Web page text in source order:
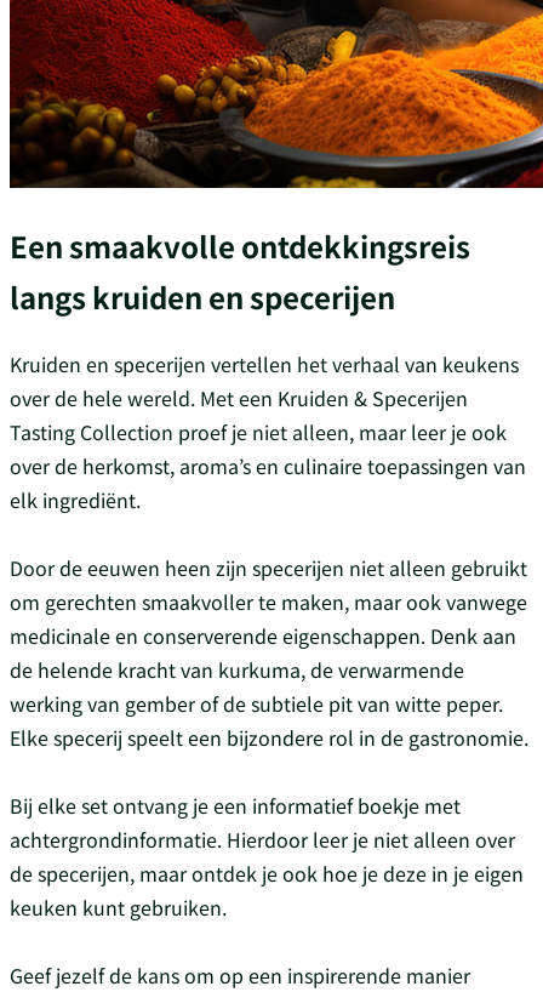
Een smaakvolle ontdekkingsreis
langs kruiden en specerijen
Kruiden en specerijen vertellen het verhaal van keukens
over de hele wereld. Met een Kruiden & Specerijen
Tasting Collection proef je niet alleen, maar leer je ook
over de herkomst, aroma’s en culinaire toepassingen van
elk ingrediënt.
Door de eeuwen heen zijn specerijen niet alleen gebruikt
om gerechten smaakvoller te maken, maar ook vanwege
medicinale en conserverende eigenschappen. Denk aan
de helende kracht van kurkuma, de verwarmende
werking van gember of de subtiele pit van witte peper.
Elke specerij speelt een bijzondere rol in de gastronomie.
Bij elke set ontvang je een informatief boekje met
achtergrondinformatie. Hierdoor leer je niet alleen over
de specerijen, maar ontdek je ook hoe je deze in je eigen
keuken kunt gebruiken.
Geef jezelf de kans om op een inspirerende manier